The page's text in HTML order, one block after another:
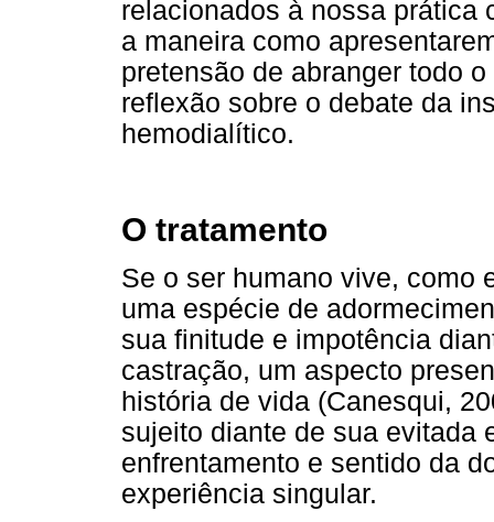
relacionados à nossa prática
a maneira como
pretensão de abranger todo
reflexão sobre o debate da
hemodialítico.
O tratamento
Se o ser humano vive, como
uma espécie de
sua finitude e impotência
castração, um aspecto
história de vida (Canesqui,
sujeito diante de sua evitada
enfrentamento e sentido da
experiência singular.